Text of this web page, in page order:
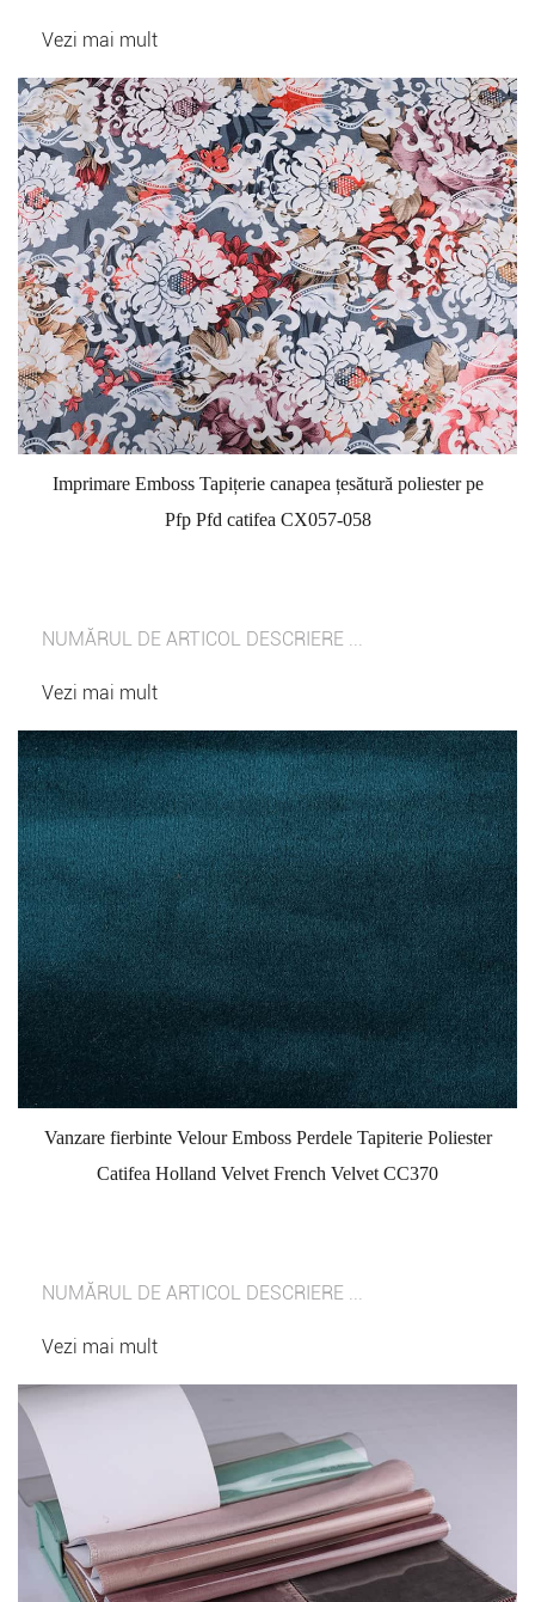
Vezi mai mult
Imprimare Emboss Tapițerie canapea țesătură poliester pe
Pfp Pfd catifea CX057-058
NUMĂRUL DE ARTICOL DESCRIERE ...
Vezi mai mult
Vanzare fierbinte Velour Emboss Perdele Tapiterie Poliester
Catifea Holland Velvet French Velvet CC370
NUMĂRUL DE ARTICOL DESCRIERE ...
Vezi mai mult